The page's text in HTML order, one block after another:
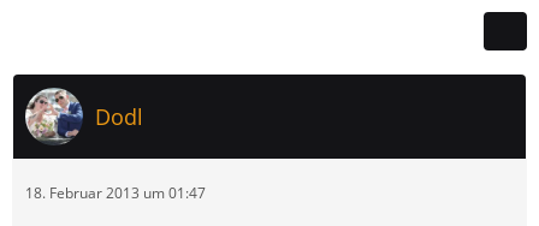
Dodl
18. Februar 2013 um 01:47